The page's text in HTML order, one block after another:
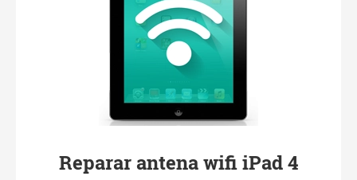
Reparar antena wifi iPad 4